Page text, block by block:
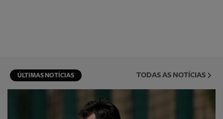
ÚLTIMAS NOTÍCIAS TODAS AS NOTÍCIAS